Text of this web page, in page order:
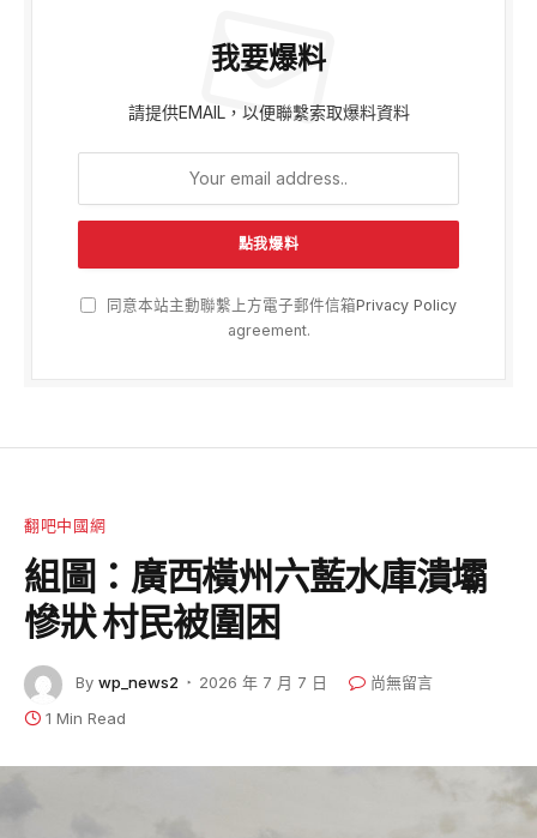
我要爆料
請提供EMAIL，以便聯繫索取爆料資料
同意本站主動聯繫上方電子郵件信箱Privacy Policy
agreement.
翻吧中國網
組圖：廣西橫州六藍水庫潰壩
慘狀 村民被圍困
By wp_news2 2026 年 7 月 7 日
尚無留言
1 Min Read